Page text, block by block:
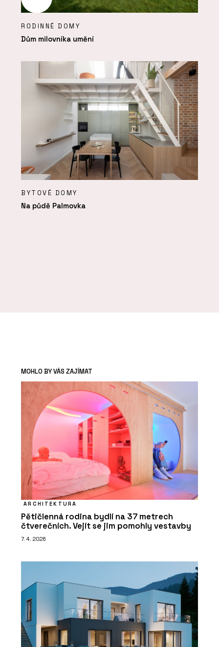
RODINNÉ DOMY
Dům milovníka umění
BYTOVÉ DOMY
Na půdě Palmovka
MOHLO BY VÁS ZAJÍMAT
ARCHITEKTURA
Pětičlenná rodina bydlí na 37 metrech
čtverečních. Vejít se jim pomohly vestavby
7. 4. 2026